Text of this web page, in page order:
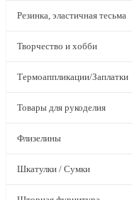
Резинка, эластичная тесьма
Творчество и хобби
Термоаппликации/Заплатки
Товары для рукоделия
Флизелины
Шкатулки / Сумки